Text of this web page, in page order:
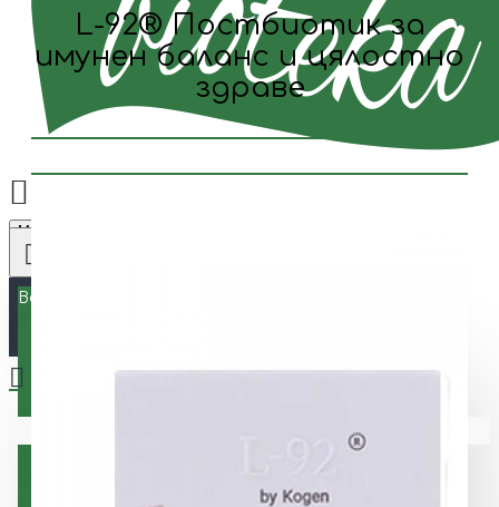
Menu
Всички
L-92® Постбиотик за
имунен баланс и цялостно
здраве